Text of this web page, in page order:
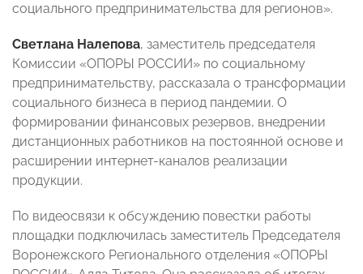
социального предпринимательства для регионов».
Светлана Налепова, заместитель председателя
Комиссии «ОПОРЫ РОССИИ» по социальному
предпринимательству, рассказала о трансформации
социального бизнеса в период пандемии. О
формировании финансовых резервов, внедрении
дистанционных работников на постоянной основе и
расширении интернет-каналов реализации
продукции.
По видеосвязи к обсуждению повестки работы
площадки подключилась заместитель Председателя
Воронежского Регионального отделения «ОПОРЫ